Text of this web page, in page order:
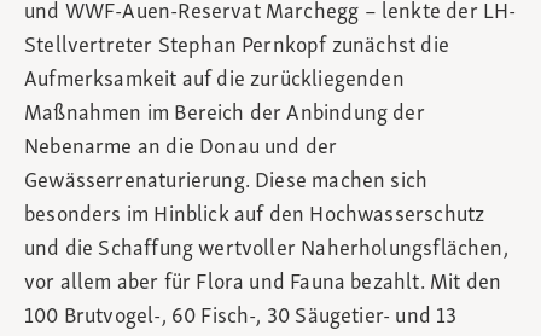
und WWF-Auen-Reservat Marchegg – lenkte der LH-
Stellvertreter Stephan Pernkopf zunächst die
Aufmerksamkeit auf die zurückliegenden
Maßnahmen im Bereich der Anbindung der
Nebenarme an die Donau und der
Gewässerrenaturierung. Diese machen sich
besonders im Hinblick auf den Hochwasserschutz
und die Schaffung wertvoller Naherholungsflächen,
vor allem aber für Flora und Fauna bezahlt. Mit den
100 Brutvogel-, 60 Fisch-, 30 Säugetier- und 13